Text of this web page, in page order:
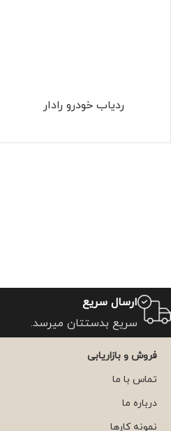
ردیاب خودرو رادار
ارسال سریع
سریع بدستتان میرسد.
فروش و بازاریابی
تماس با ما
درباره ما
نمونه کارها